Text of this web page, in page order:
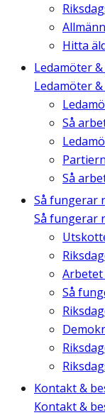
Hitta
Ledamöter
Ledamöter
Så
Så
Så fungerar
Så fungerar
Så
Kontakt &
Kontakt &